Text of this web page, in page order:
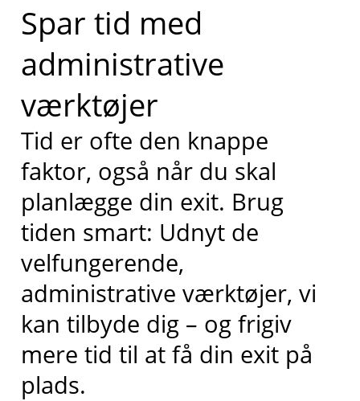
Spar tid med
administrative
værktøjer
Tid er ofte den knappe
faktor, også når du skal
planlægge din exit. Brug
tiden smart: Udnyt de
velfungerende,
administrative værktøjer, vi
kan tilbyde dig – og frigiv
mere tid til at få din exit på
plads.